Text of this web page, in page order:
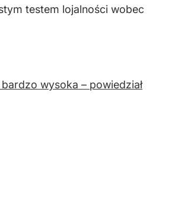
testem lojalności wobec
wysoka – powiedział